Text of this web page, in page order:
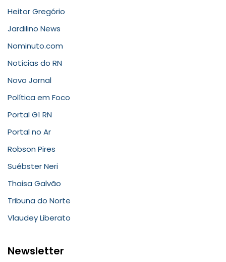
Heitor Gregório
Jardilino News
Nominuto.com
Notícias do RN
Novo Jornal
Política em Foco
Portal G1 RN
Portal no Ar
Robson Pires
Suébster Neri
Thaisa Galvão
Tribuna do Norte
Vlaudey Liberato
Newsletter